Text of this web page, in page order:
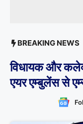
BREAKING NEWS
विधायक और
एयर एम्बुलेंस से